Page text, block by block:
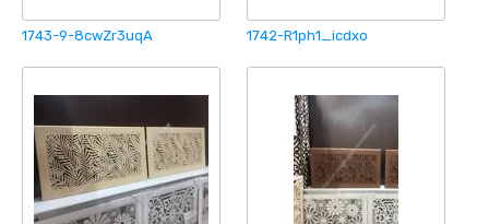
1743-9-8cwZr3uqA 1742-R1ph1_icdxo